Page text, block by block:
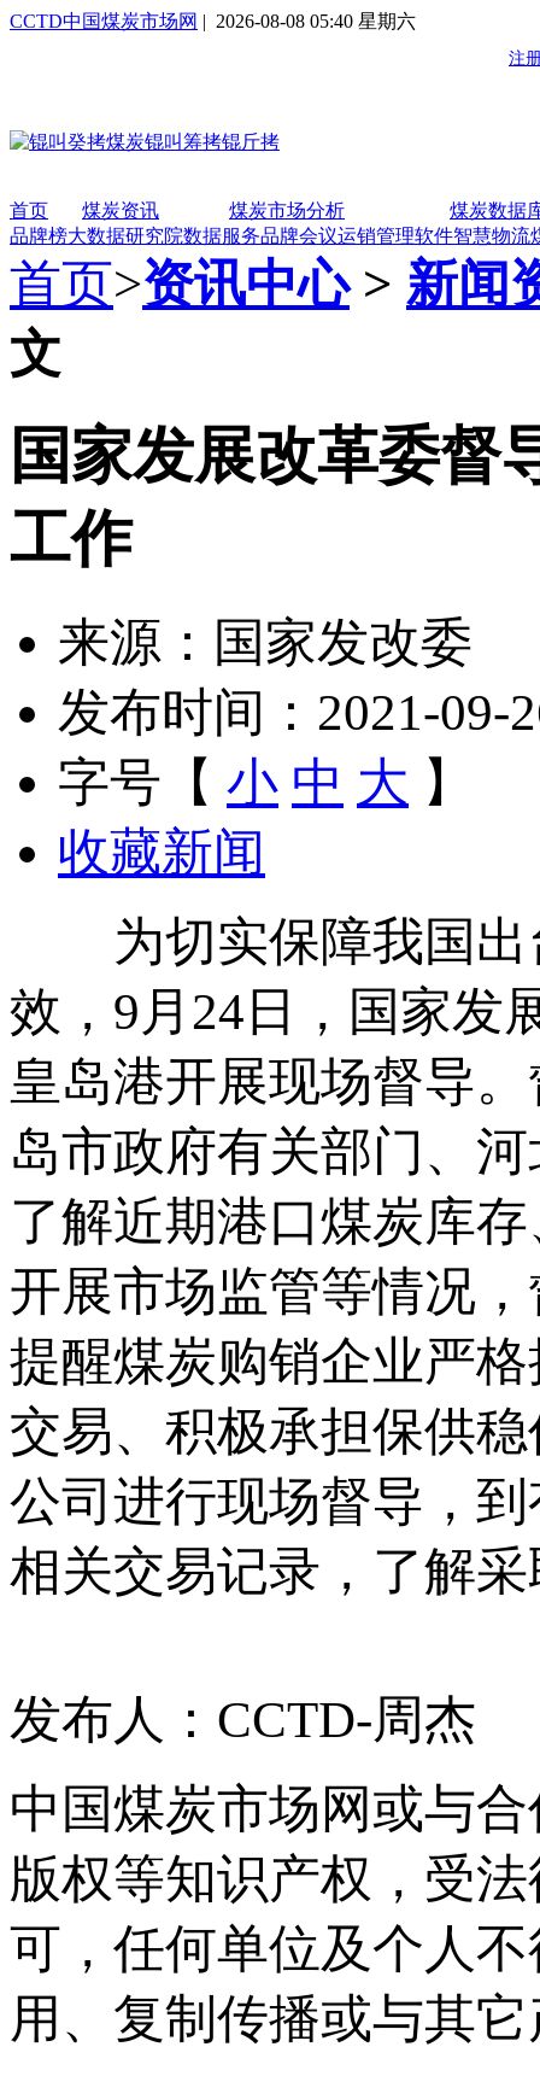
CCTD中国煤炭市场网 | 2026-08-08 05:40 星期六
首页 煤炭资讯 煤炭市场分析
煤炭数据
品牌榜大数据研究院数据服务品牌会议运销管理软件智慧物流
首页>资讯中心> 新闻
文
国家发展改革委督
工作
来源：国家发改委
发布时间：2021-09-
字号【 小 中 大 】
收藏新闻
为切实保障我国出
效，9月24日，国家发
皇岛港开展现场督导
岛市政府有关部门、
了解近期港口煤炭库
开展市场监管等情况
提醒煤炭购销企业严
交易、积极承担保供
公司进行现场督导，
相关交易记录，了
发布人：CCTD-周杰
中国煤炭市场网或与
版权等知识产权，受
可，任何单位及个人
用、复制传播或与其